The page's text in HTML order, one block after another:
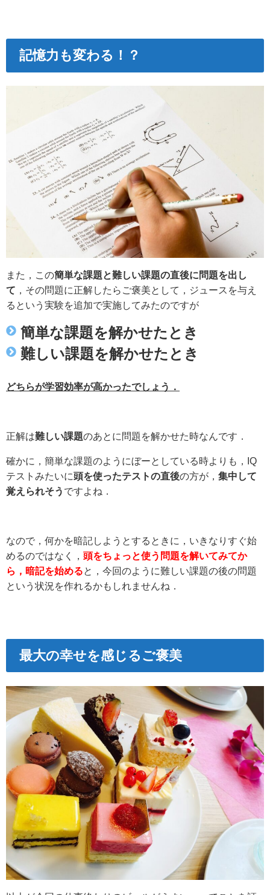
記憶力も変わる！？
また，この簡単な課題と難しい課題の直後に問題を出し
て ，その問題に正解したらご褒美として，ジュースを与え
るという実験を追加で実施してみたのですが
簡単な課題を解かせたとき
難しい課題を解かせたとき
どちらが学習効率が高かったでしょう．
正解は難しい課題のあとに問題を解かせた時なんです．
確かに，簡単な課題のようにぼーとしている時よりも，IQ
テストみたいに頭を使ったテストの直後の方が， 集中して
覚えられそう ですよね．
なので，何かを暗記しようとするときに，いきなりすぐ始
めるのではなく， 頭をちょっと使う問題を解いてみてか
ら，暗記を始めると，今回のように難しい課題の後の問題
という状況を作れるかもしれませんね．
最大の幸せを感じるご褒美